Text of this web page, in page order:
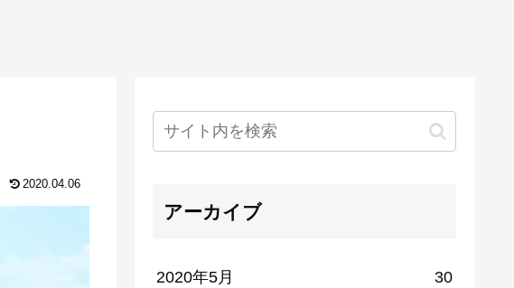
2020.04.06
アーカイブ
2020年5月 30